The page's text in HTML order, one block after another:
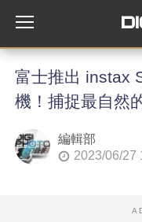
富士推出 instax
機！捕捉最自然
編輯部
2023/06/27